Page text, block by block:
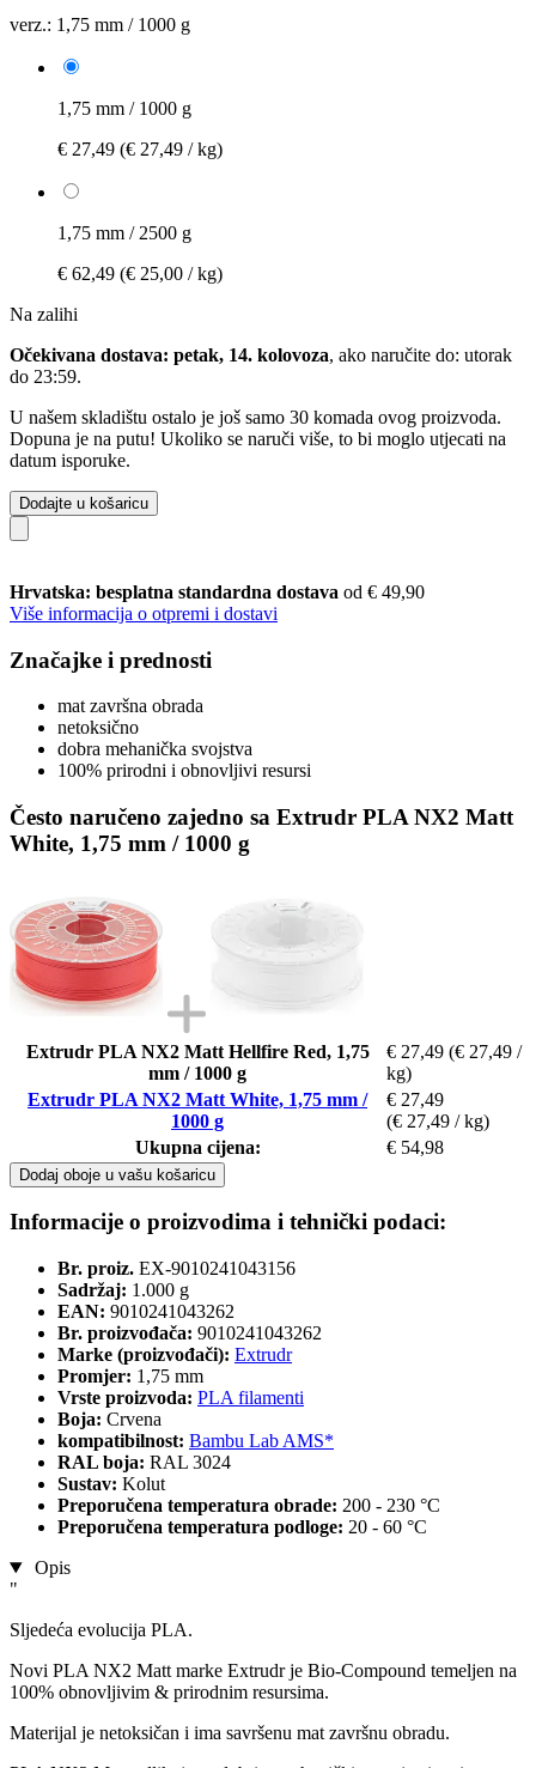
verz.: 1,75 mm / 1000 g
1,75 mm / 1000 g
€ 27,49 (€ 27,49 / kg)
1,75 mm / 2500 g
€ 62,49 (€ 25,00 / kg)
Na zalihi
Očekivana dostava: petak, 14. kolovoza, ako naručite do: utorak
do 23:59.
U našem skladištu ostalo je još samo 30 komada ovog proizvoda.
Dopuna je na putu! Ukoliko se naruči više, to bi moglo utjecati na
datum isporuke.
Dodajte u košaricu
Hrvatska: besplatna standardna dostava od € 49,90
Više informacija o otpremi i dostavi
Značajke i prednosti
mat završna obrada
netoksično
dobra mehanička svojstva
100% prirodni i obnovljivi resursi
Često naručeno zajedno sa Extrudr PLA NX2 Matt
White, 1,75 mm / 1000 g
Extrudr PLA NX2 Matt Hellfire Red, 1,75
mm / 1000 g
€ 27,49 (€ 27,49 /
kg)
Extrudr PLA NX2 Matt White, 1,75 mm /
1000 g
€ 27,49
(€ 27,49 / kg)
Ukupna cijena:
€ 54,98
Dodaj oboje u vašu košaricu
Informacije o proizvodima i tehnički podaci:
Br. proiz. EX-9010241043156
Sadržaj: 1.000 g
EAN: 9010241043262
Br. proizvođača: 9010241043262
Marke (proizvođači): Extrudr
Promjer: 1,75 mm
Vrste proizvoda: PLA filamenti
Boja: Crvena
kompatibilnost: Bambu Lab AMS*
RAL boja: RAL 3024
Sustav: Kolut
Preporučena temperatura obrade: 200 - 230 °C
Preporučena temperatura podloge: 20 - 60 °C
Opis
"
Sljedeća evolucija PLA.
Novi PLA NX2 Matt marke Extrudr je Bio-Compound temeljen na
100% obnovljivim & prirodnim resursima.
Materijal je netoksičan i ima savršenu mat završnu obradu.